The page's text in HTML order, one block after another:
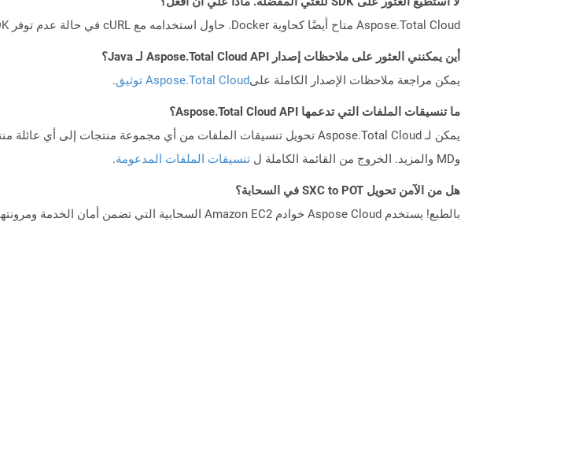
Aspose.Total Cloud متاح أيضًا كحاوية Docker. حاول استخدامه مع cURL في حالة عدم توفر SDK المطلوب بعد.
أين يمكنني العثور على ملاحظات إصدار Aspose.Total Cloud API لـ Java؟
يمكن مراجعة ملاحظات الإصدار الكاملة علىAspose.Total Cloud توثيق .
ما تنسيقات الملفات التي تدعمها Aspose.Total Cloud API؟
وMD والمزيد. الخروج من القائمة الكاملة ل
تنسيقات الملفات المدعومة.
هل من الآمن تحويل SXC to POT في السحابة؟
بالطبع! يستخدم Aspose Cloud خوادم Amazon EC2 السحابية التي تضمن أمان الخدمة ومرونتها. يرجى قراءة المزيد عن الممارسات الأمنية في Aspose.